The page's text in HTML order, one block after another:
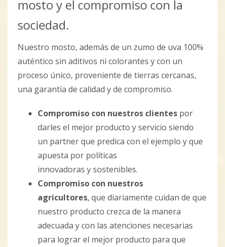
mosto y el compromiso con la
sociedad.
Nuestro mosto, además de un zumo de uva 100%
auténtico sin aditivos ni colorantes y con un
proceso único, proveniente de tierras cercanas,
una garantía de calidad y de compromiso.
Compromiso con nuestros clientes por
darles el mejor producto y servicio siendo
un partner que predica con el ejemplo y que
apuesta por políticas
innovadoras y sostenibles.
Compromiso con nuestros
agricultores, que diariamente cuidan de que
nuestro producto crezca de la manera
adecuada y con las atenciones necesarias
para lograr el mejor producto para que